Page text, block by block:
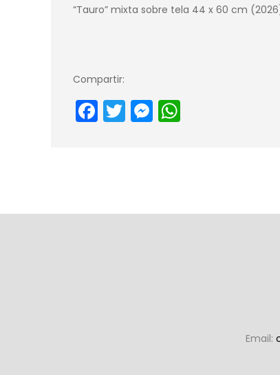
“Tauro” mixta sobre tela 44 x 60 cm
Compartir:
Facebook
TwitterMessenger
Email: